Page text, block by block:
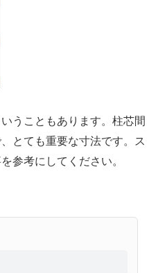
うこともあります。柱芯間
とても重要な寸法です。ス
参考にしてください。